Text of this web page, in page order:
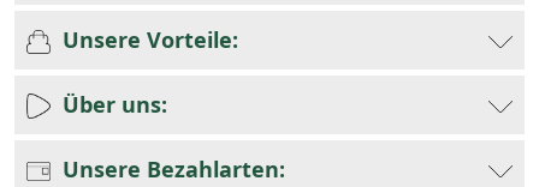
Unsere Vorteile:
Über uns:
Unsere Bezahlarten: